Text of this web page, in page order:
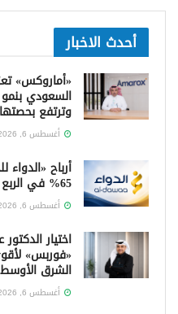
أحدث الاخبار
«أماروكس»
وترتفع بحصتها
أغسطس 6, 2026
أرباح «الدواء
65% في الربع الثاني من 2026
أغسطس 6, 2026
اختيار
«فوربس»
الشرق الأوسط
أغسطس 6, 2026